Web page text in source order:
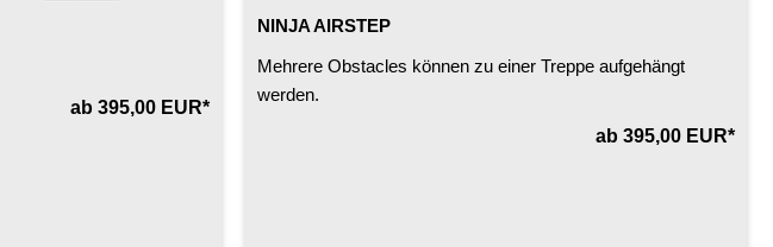
ab 395,00 EUR*
NINJA AIRSTEP
Mehrere Obstacles können zu einer Treppe aufgehängt
werden.
ab 395,00 EUR*